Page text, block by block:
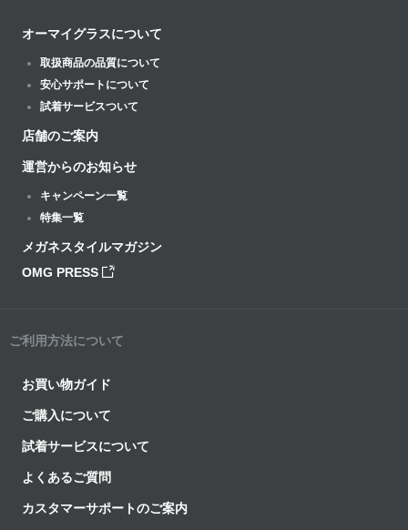
オーマイグラスについて
取扱商品の品質について
安心サポートについて
試着サービスついて
店舗のご案内
運営からのお知らせ
キャンペーン一覧
特集一覧
メガネスタイルマガジン
OMG PRESS
ご利用方法について
お買い物ガイド
ご購入について
試着サービスについて
よくあるご質問
カスタマーサポートのご案内